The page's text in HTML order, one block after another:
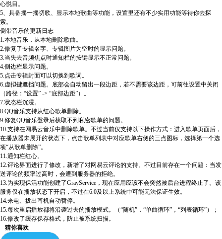
心悦目。
5、具备摇一摇切歌、显示本地歌曲等功能，设置里还有不少实用功能等待你去探
索。
倒带音乐的更新日志
1.本地音乐，从本地删除歌曲。
2.修复了专辑名字、专辑图片为空时的显示问题。
3.当失去音频焦点时通知栏的按键显示不正常问题。
4.侧边栏显示问题。
5.点击专辑封面可以切换到歌词。
6.虚拟键遮挡问题。底部会自动留出一段边距，若不需要该边距，可前往设置中关闭
（路径：“设置” -> “底部边距”）。
7.状态栏沉浸。
8.QQ音乐支持从红心歌单删除。
9.修复QQ音乐登录后获取不到私密歌单的问题。
10.支持在网易云音乐中删除歌单。不过当前仅支持以下操作方式：进入歌单页面后，
在播放器未展开的状态下，点击歌单列表中对应歌单右侧的三点图标，选择第一个选
项“从歌单删除”。
11.通知栏红心。
12.评论界面进行了修改，新增了对网易云评论的支持。不过目前存在一个问题：当发
送评论的频率过高时，会遭到服务器的拒绝。
13.为实现保活功能创建了GrayService，现在应用应该不会突然被后台进程终止了。该
服务仅在播放状态下开启，不过在6.0及以上系统中可能无法保证生效。
14.来电、拔出耳机自动暂停。
15.每次重启播放都将沿袭过去的播放模式。（“随机”，“单曲循环”，“列表循环”）；
16.修改了缓存保存格式，防止被系统扫描。
猜你喜欢